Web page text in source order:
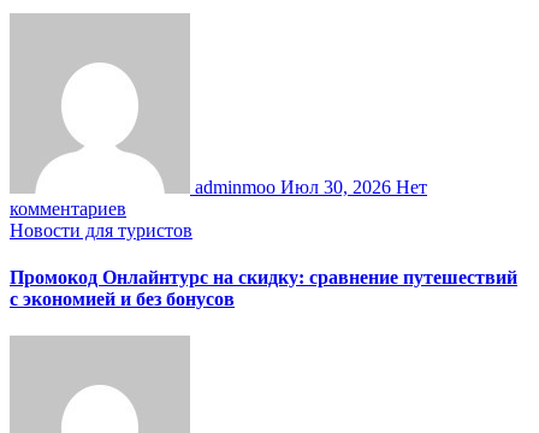
adminmoo Июл 30, 2026 Нет
комментариев
Новости для туристов
Промокод Онлайнтурс на скидку: сравнение путешествий
с экономией и без бонусов